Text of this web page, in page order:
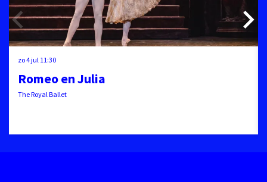
Romeo en Julia
The Royal Ballet
zo 4 jul 11:30